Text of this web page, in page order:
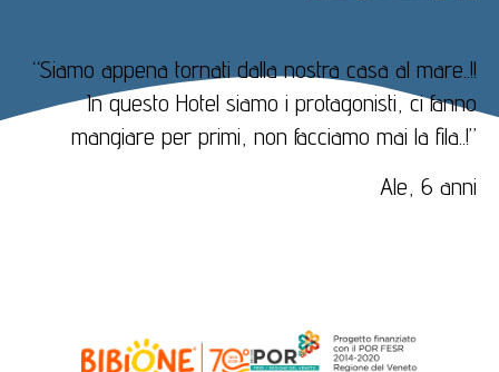
“Siamo appena tornati dalla nostra casa al mare..!!
In questo Hotel siamo i protagonisti, ci fanno
mangiare per primi, non facciamo mai la fila..!”
Ale, 6 anni